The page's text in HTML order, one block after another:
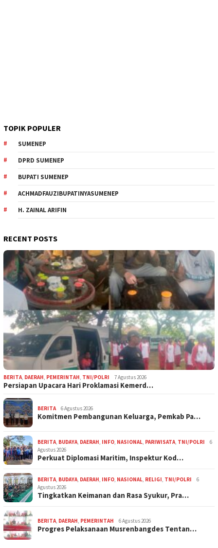
TOPIK POPULER
SUMENEP
DPRD SUMENEP
BUPATI SUMENEP
ACHMADFAUZIBUPATINYASUMENEP
H. ZAINAL ARIFIN
RECENT POSTS
BERITA DAERAH PEMERINTAH TNI/POLRI 7 Agustus 2026
Persiapan Upacara Hari Proklamasi Kemerd…
BERITA 6 Agustus 2026
Komitmen Pembangunan Keluarga, Pemkab Pa…
BERITA BUDAYA DAERAH INFO NASIONAL PARIWISATA TNI/POLRI
6
Agustus 2026
Perkuat Diplomasi Maritim, Inspektur Kod…
BERITA BUDAYA DAERAH INFO NASIONAL RELIGI TNI/POLRI
6
Agustus 2026
Tingkatkan Keimanan dan Rasa Syukur, Pra…
BERITA DAERAH PEMERINTAH 6 Agustus 2026
Progres Pelaksanaan Musrenbangdes Tentan…